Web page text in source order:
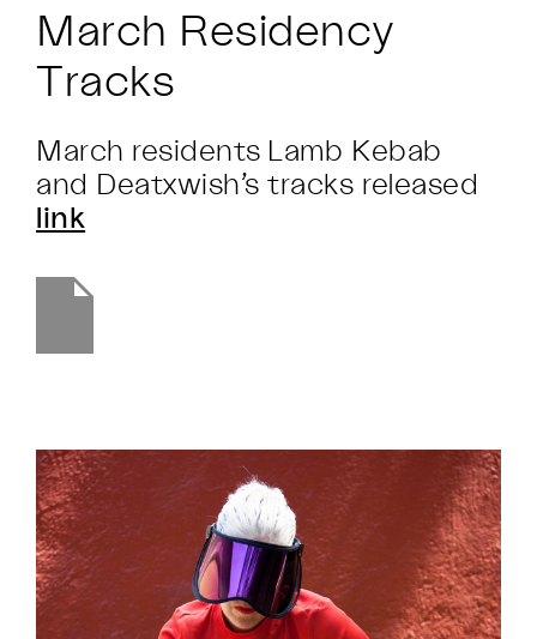
March Residency
Tracks
March residents Lamb Kebab
and Deatxwish’s tracks released
link